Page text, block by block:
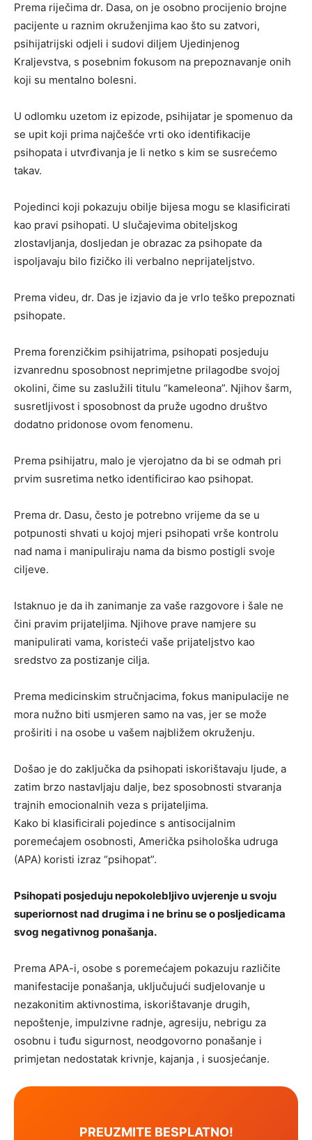
Prema riječima dr. Dasa, on je osobno procijenio brojne
pacijente u raznim okruženjima kao što su zatvori,
psihijatrijski odjeli i sudovi diljem Ujedinjenog
Kraljevstva, s posebnim fokusom na prepoznavanje onih
koji su mentalno bolesni.
U odlomku uzetom iz epizode, psihijatar je spomenuo da
se upit koji prima najčešće vrti oko identifikacije
psihopata i utvrđivanja je li netko s kim se susrećemo
takav.
Pojedinci koji pokazuju obilje bijesa mogu se klasificirati
kao pravi psihopati. U slučajevima obiteljskog
zlostavljanja, dosljedan je obrazac za psihopate da
ispoljavaju bilo fizičko ili verbalno neprijateljstvo.
Prema videu, dr. Das je izjavio da je vrlo teško prepoznati
psihopate.
Prema forenzičkim psihijatrima, psihopati posjeduju
izvanrednu sposobnost neprimjetne prilagodbe svojoj
okolini, čime su zaslužili titulu “kameleona”. Njihov šarm,
susretljivost i sposobnost da pruže ugodno društvo
dodatno pridonose ovom fenomenu.
Prema psihijatru, malo je vjerojatno da bi se odmah pri
prvim susretima netko identificirao kao psihopat.
Prema dr. Dasu, često je potrebno vrijeme da se u
potpunosti shvati u kojoj mjeri psihopati vrše kontrolu
nad nama i manipuliraju nama da bismo postigli svoje
ciljeve.
Istaknuo je da ih zanimanje za vaše razgovore i šale ne
čini pravim prijateljima. Njihove prave namjere su
manipulirati vama, koristeći vaše prijateljstvo kao
sredstvo za postizanje cilja.
Prema medicinskim stručnjacima, fokus manipulacije ne
mora nužno biti usmjeren samo na vas, jer se može
proširiti i na osobe u vašem najbližem okruženju.
Došao je do zaključka da psihopati iskorištavaju ljude, a
zatim brzo nastavljaju dalje, bez sposobnosti stvaranja
trajnih emocionalnih veza s prijateljima.
Kako bi klasificirali pojedince s antisocijalnim
poremećajem osobnosti, Američka psihološka udruga
(APA) koristi izraz “psihopat”.
Psihopati posjeduju nepokolebljivo uvjerenje u svoju
superiornost nad drugima i ne brinu se o posljedicama
svog negativnog ponašanja.
Prema APA-i, osobe s poremećajem pokazuju različite
manifestacije ponašanja, uključujući sudjelovanje u
nezakonitim aktivnostima, iskorištavanje drugih,
nepoštenje, impulzivne radnje, agresiju, nebrigu za
osobnu i tuđu sigurnost, neodgovorno ponašanje i
primjetan nedostatak krivnje, kajanja , i suosjećanje.
PREUZMITE BESPLATNO!